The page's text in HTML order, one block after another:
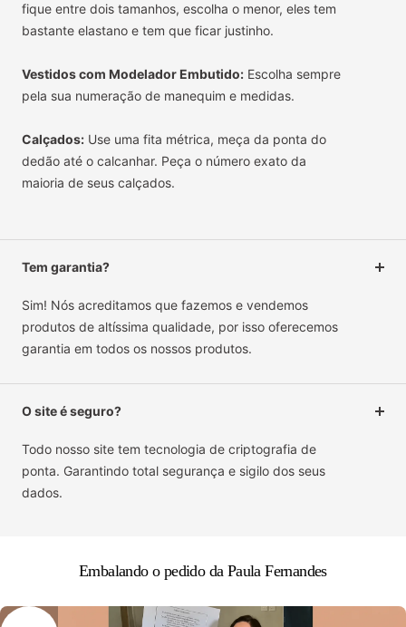
fique entre dois tamanhos, escolha o menor, eles tem
bastante elastano e tem que ficar justinho.
Vestidos com Modelador Embutido: Escolha sempre
pela sua numeração de manequim e medidas.
Calçados: Use uma fita métrica, meça da ponta do
dedão até o calcanhar. Peça o número exato da
maioria de seus calçados.
Tem garantia?
Sim! Nós acreditamos que fazemos e vendemos
produtos de altíssima qualidade, por isso oferecemos
garantia em todos os nossos produtos.
O site é seguro?
Todo nosso site tem tecnologia de criptografia de
ponta. Garantindo total segurança e sigilo dos seus
dados.
Embalando o pedido da Paula Fernandes